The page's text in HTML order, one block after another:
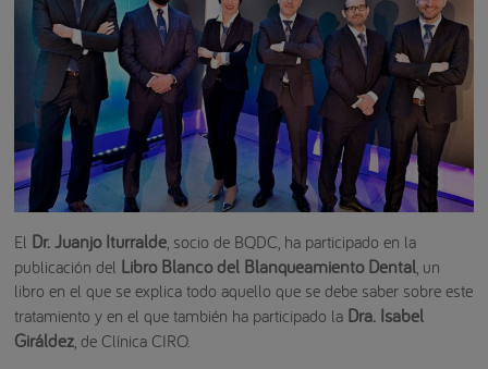
El Dr. Juanjo Iturralde, socio de BQDC, ha participado en la
publicación del Libro Blanco del Blanqueamiento Dental, un
libro en el que se explica todo aquello que se debe saber sobre este
tratamiento y en el que también ha participado la Dra. Isabel
Giráldez, de Clínica CIRO.